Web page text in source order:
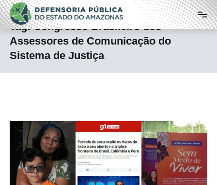
Pular
para
o
conteúdo
Defensoria Pública do Estado do
Amazonas
Tag:Congresso Brasileiro dos
Assessores de Comunicação do
Sistema de Justiça